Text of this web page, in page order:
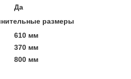
Да
размеры
610 мм
370 мм
800 мм